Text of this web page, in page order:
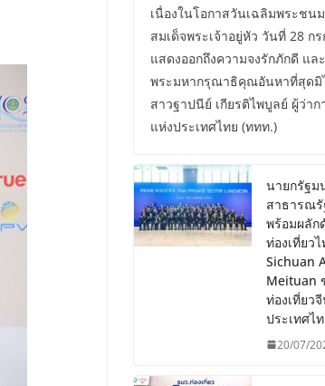
เนื่องในโอกาสวันเฉลิมพระชน
สมเด็จพระเจ้าอยู่หัว วันที่ 28 ก
แสดงออกถึงความจงรักภักดี แ
พระมหากรุณาธิคุณอันหาที่สุดมิ
สาวฐาปนีย์ เกียรติไพบูลย์ ผู้ว่าก
แห่งประเทศไทย (ททท.)
นายกรัฐม
สาธารณ
พร้อมผลัก
ท่องเที่ยว
Sichuan
Meituan
ท่องเที่ยว
ประเทศไ
20/07/